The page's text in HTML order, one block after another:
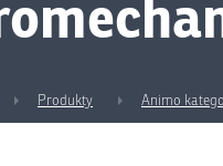
Produkty Animo